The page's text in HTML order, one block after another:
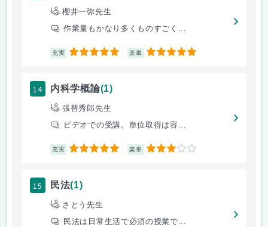
櫻井一弥先生
作業量もかなり多くものすごく...
充実 5 楽単 5
14 内科学概論(1)
張替秀郎先生
ビデオでの受講。単位取得は容...
充実 5 楽単 3
15 民法(1)
さとう先生
民法は日常生活で必須の授業で...